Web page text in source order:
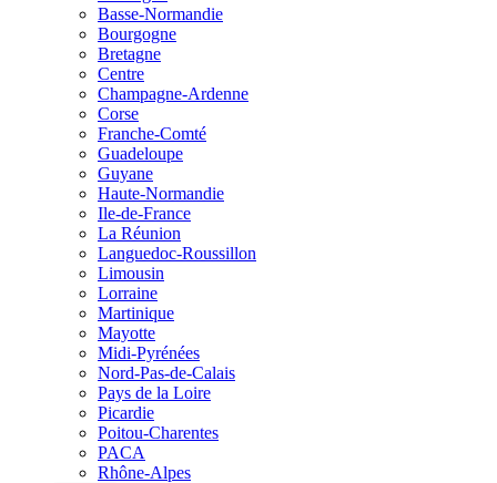
Basse-Normandie
Bourgogne
Bretagne
Centre
Champagne-Ardenne
Corse
Franche-Comté
Guadeloupe
Guyane
Haute-Normandie
Ile-de-France
La Réunion
Languedoc-Roussillon
Limousin
Lorraine
Martinique
Mayotte
Midi-Pyrénées
Nord-Pas-de-Calais
Pays de la Loire
Picardie
Poitou-Charentes
PACA
Rhône-Alpes